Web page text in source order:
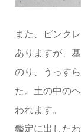
また、ピンク
ありますが、
のり、うっす
た。土の中の
われます。
鑑定に出した